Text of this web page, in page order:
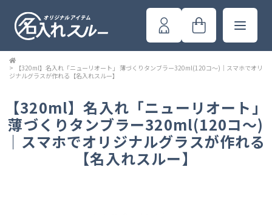
>
【320ml】名入れ「ニューリオート」 薄づくりタンブラー320ml(120コ～)｜スマホでオリ
ジナルグラスが作れる【名入れスルー】
【320ml】名入れ「ニューリオート」
薄づくりタンブラー320ml(120コ～)
｜スマホでオリジナルグラスが作れる
【名入れスルー】